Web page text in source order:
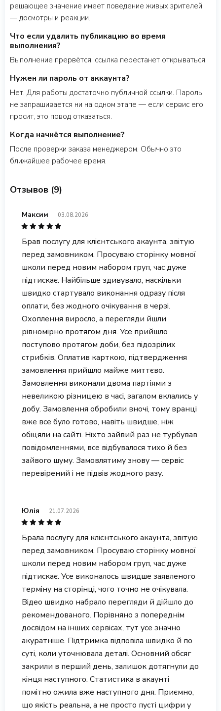
решающее значение имеет поведение живых зрителей
— досмотры и реакции.
Что если удалить публикацию во время
выполнения?
Выполнение прервётся: ссылка перестанет открываться.
Нужен ли пароль от аккаунта?
Нет. Для работы достаточно публичной ссылки. Пароль
не запрашивается ни на одном этапе — если сервис его
просит, это повод отказаться.
Когда начнётся выполнение?
После проверки заказа менеджером. Обычно это
ближайшее рабочее время.
Отзывов (9)
Максим 03.08.2026
Брав послугу для клієнтського акаунта, звітую
перед замовником. Просуваю сторінку мовної
школи перед новим набором груп, час дуже
підтискає. Найбільше здивувало, наскільки
швидко стартувало виконання одразу після
оплати, без жодного очікування в черзі.
Охоплення виросло, а перегляди йшли
рівномірно протягом дня. Усе прийшло
поступово протягом доби, без підозрілих
стрибків. Оплатив карткою, підтвердження
замовлення прийшло майже миттєво.
Замовлення виконали двома партіями з
невеликою різницею в часі, загалом вклались у
добу. Замовлення обробили вночі, тому вранці
вже все було готово, навіть швидше, ніж
обіцяли на сайті. Ніхто зайвий раз не турбував
повідомленнями, все відбувалося тихо й без
зайвого шуму. Замовлятиму знову — сервіс
перевірений і не підвів жодного разу.
Юлія 21.07.2026
Брала послугу для клієнтського акаунта, звітую
перед замовником. Просуваю сторінку мовної
школи перед новим набором груп, час дуже
підтискає. Усе виконалось швидше заявленого
терміну на сторінці, чого точно не очікувала.
Відео швидко набрало перегляди й дійшло до
рекомендованого. Порівняно з попереднім
досвідом на інших сервісах, тут усе значно
акуратніше. Підтримка відповіла швидко й по
суті, коли уточнювала деталі. Основний обсяг
закрили в перший день, залишок дотягнули до
кінця наступного. Статистика в акаунті
помітно ожила вже наступного дня. Приємно,
що якість реальна, а не просто пусті цифри у